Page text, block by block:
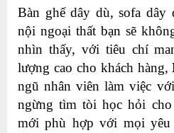
Bàn ghế dây dù, sofa dây
nội ngoại thất bạn sẽ
nhìn thấy, với tiêu chí
lượng cao cho khách hàng,
ngũ nhân viên làm việc
ngừng tìm tòi học hỏi
mới phù hợp với mọi yêu